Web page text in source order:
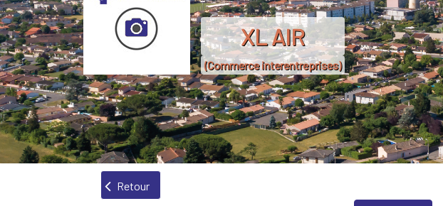
XL AIR
(Commerce interentreprises)
Retour